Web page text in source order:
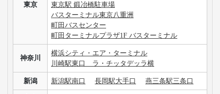
東京
東京駅 鍛冶橋駐車場
バスターミナル東京八重洲
町田バスセンター
町田ターミナルプラザ1F バスターミナル
神奈川
横浜シティ・エア・ターミナル
川崎駅東口 ラ・チッタデッラ横
新潟 新潟駅南口 長岡駅大手口 燕三条駅三条口